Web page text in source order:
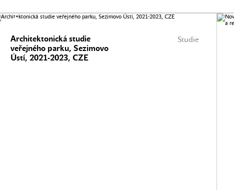
Studie
Architektonická studie
veřejného parku, Sezimovo
Ústí, 2021-2023, CZE